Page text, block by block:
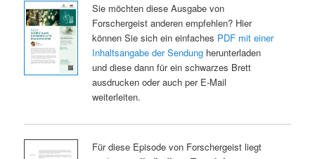
Sie möchten diese Ausgabe von
Forschergeist anderen empfehlen? Hier
können Sie sich ein einfaches PDF mit einer
Inhaltsangabe der Sendungherunterladen
und diese dann für ein schwarzes Brett
ausdrucken oder auch per E-Mail
weiterleiten.
Für diese Episode von Forschergeist liegt